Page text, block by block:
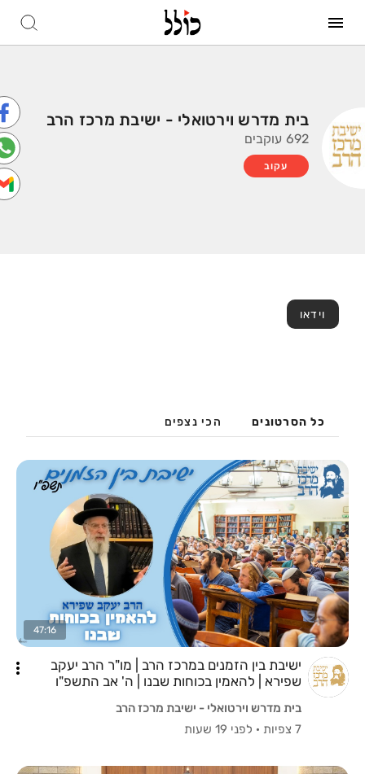
בית מדרש וירטואלי - ישיבת מרכז הרב
692 עוקבים
עקוב
וידאו
כל הסרטונים הכי נצפים
47:16
ישיבת בין הזמנים במרכז הרב | מו"ר הרב יעקב
שפירא | להאמין בכוחות שבנו | ה' אב התשפ"ו
בית מדרש וירטואלי - ישיבת מרכז הרב
7 צפיות
· לפני 19 שעות